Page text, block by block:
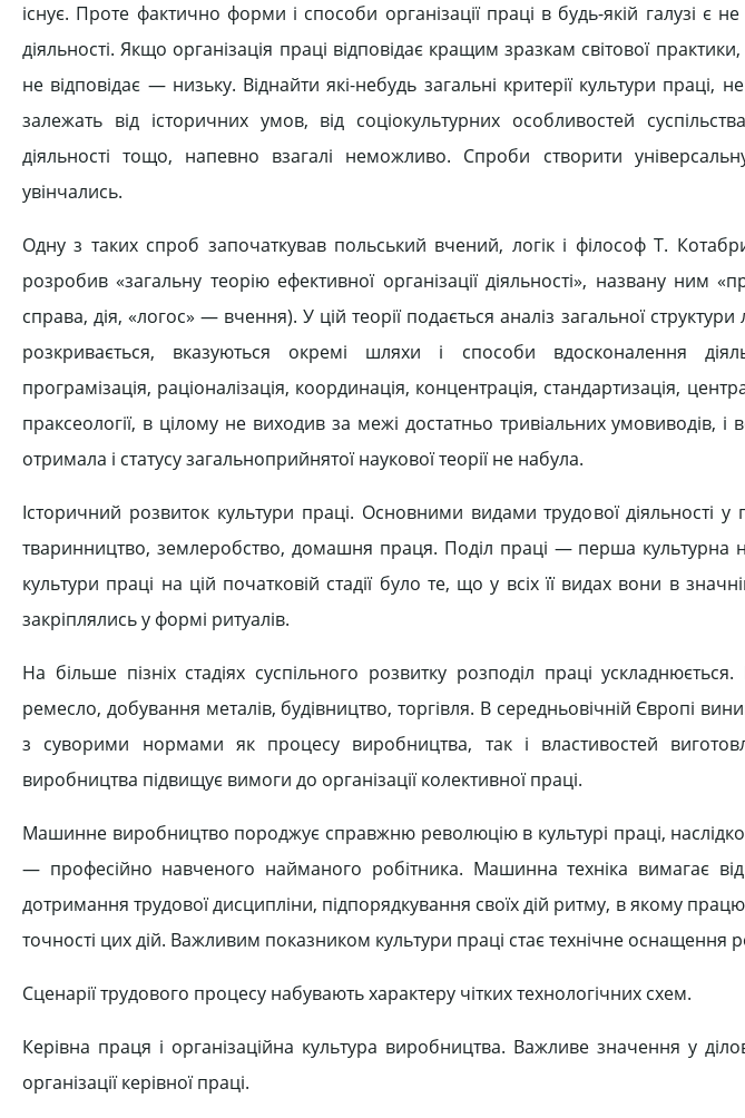
існує. Проте фактично форми і способи організації праці в будь-якій галузі є
діяльності. Якщо організація праці відповідає кращим зразкам світової
не відповідає — низьку. Віднайти які-небудь загальні критерії культури праці,
залежать від історичних умов, від соціокультурних особливостей
діяльності тощо, напевно взагалі неможливо. Спроби створити
увінчались.
Одну з таких спроб започаткував польський вчений, логік і філософ Т.
розробив «загальну теорію ефективної організації діяльності», названу ним
справа, дія, «логос» — вчення). У цій теорії подається аналіз загальної
розкривається, вказуються окремі шляхи і способи вдосконалення
програмізація, раціоналізація, координація, концентрація, стандартизація,
праксеології, в цілому не виходив за межі достатньо тривіальних умовиводів,
отримала і статусу загальноприйнятої наукової теорії не набула.
Історичний розвиток культури праці. Основними видами трудової діяльності у
тваринництво, землеробство, домашня праця. Поділ праці — перша культурна
культури праці на цій початковій стадії було те, що у всіх її видах вони в
закріплялись у формі ритуалів.
На більше пізніх стадіях суспільного розвитку розподіл праці
ремесло, добування металів, будівництво, торгівля. В середньовічній Європі
з суворими нормами як процесу виробництва, так і властивостей
виробництва підвищує вимоги до організації колективної праці.
Машинне виробництво породжує справжню революцію в культурі праці,
— професійно навченого найманого робітника. Машинна техніка вимагає
дотримання трудової дисципліни, підпорядкування своїх дій ритму, в якому
точності цих дій. Важливим показником культури праці стає технічне оснащення
Сценарії трудового процесу набувають характеру чітких технологічних схем.
Керівна праця і організаційна культура виробництва. Важливе значення у
організації керівної праці.